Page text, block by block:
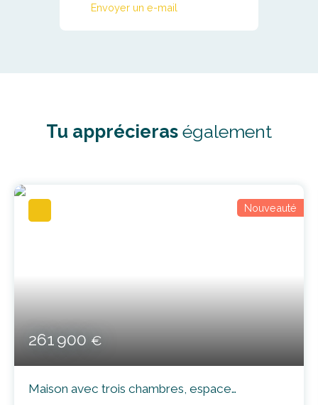
Envoyer un e-mail
Tu apprécieras également
261 900€
Nouveauté
Maison avec trois chambres, espace